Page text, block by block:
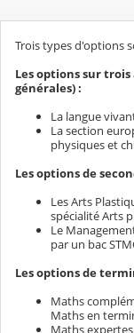
Trois types d'options
Les options sur
générales) :
La langue
La section
physiques et
Les options de
Les Arts
spécialité Arts
Le
par un bac
Les options de
Maths
Maths en
Maths